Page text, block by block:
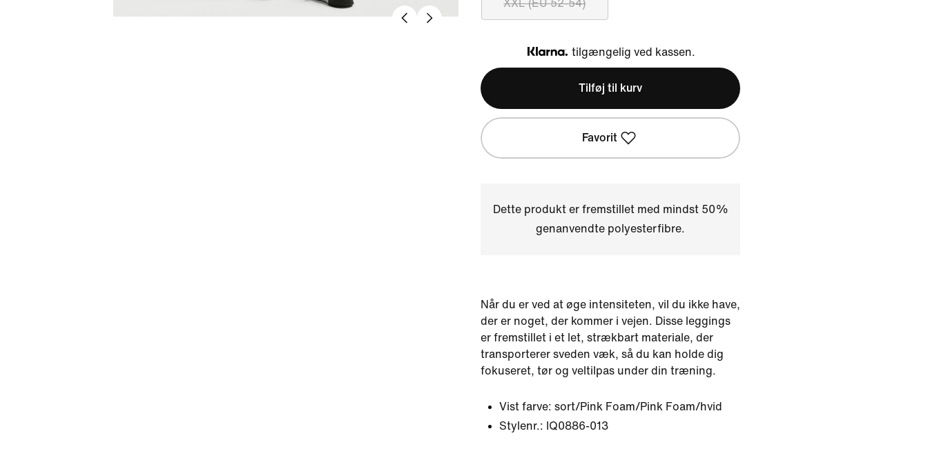
XXL (EU 52-54)
Klarna
tilgængelig ved kassen.
Tilføj til kurv
Favorit
Dette produkt er fremstillet med mindst 50%
genanvendte polyesterfibre.
Når du er ved at øge intensiteten, vil du ikke have,
der er noget, der kommer i vejen. Disse leggings
er fremstillet i et let, strækbart materiale, der
transporterer sveden væk, så du kan holde dig
fokuseret, tør og veltilpas under din træning.
Vist farve: sort/Pink Foam/Pink Foam/hvid
Stylenr.: IQ0886-013